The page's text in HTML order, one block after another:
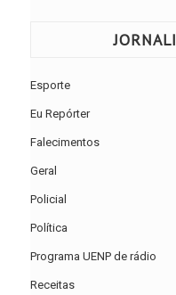
Esporte
Eu Repórter
Falecimentos
Geral
Policial
Política
Programa UENP de rádio
Receitas